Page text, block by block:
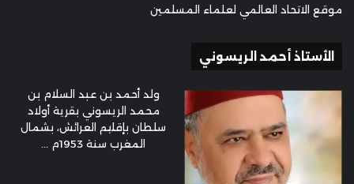
موقع الاتحاد العالمي لعلماء المسلمين
الأستاذ أحمد الريسوني
ولد أحمد بن عبد السلام بن
محمد الريسوني بقرية أولاد
سلطان بإقليم العرائش، بشمال
المغرب سنة 1953م ...